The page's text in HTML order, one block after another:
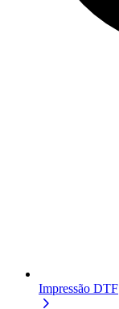
Impressão DTF